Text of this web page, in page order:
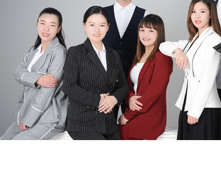
WEBSITE CUSTOMER
DEPARTMENT
青春似火，超越自我，团结凝聚，再创佳绩！
集客服、电商与技术团队为一体，专注于网站建设、互
等项目，不断提升服务过程质量，致力于为客户朋友提
服务。